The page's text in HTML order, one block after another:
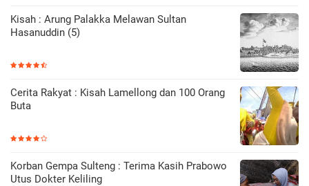
Kisah : Arung Palakka Melawan Sultan
Hasanuddin (5)
Cerita Rakyat : Kisah Lamellong dan 100 Orang
Buta
Korban Gempa Sulteng : Terima Kasih Prabowo
Utus Dokter Keliling